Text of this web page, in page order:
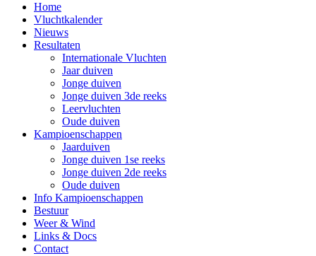
Home
Vluchtkalender
Nieuws
Resultaten
Internationale Vluchten
Jaar duiven
Jonge duiven
Jonge duiven 3de reeks
Leervluchten
Oude duiven
Kampioenschappen
Jaarduiven
Jonge duiven 1se reeks
Jonge duiven 2de reeks
Oude duiven
Info Kampioenschappen
Bestuur
Weer & Wind
Links & Docs
Contact